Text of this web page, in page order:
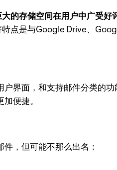
的存储空间在用户中广受好
点是与Google Drive、
面，和支持邮件分类的功
便捷。
，但可能不那么出名：